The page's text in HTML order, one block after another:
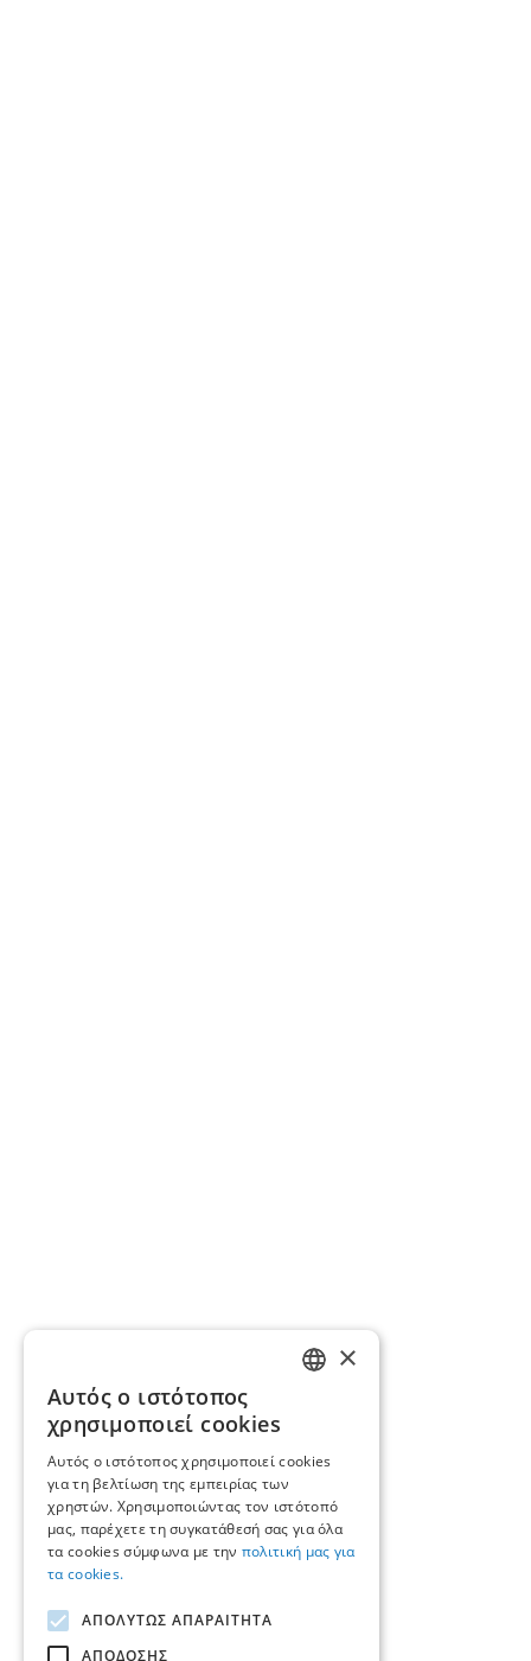
×
Αυτός ο ιστότοπος
χρησιμοποιεί cookies
Αυτός ο ιστότοπος χρησιμοποιεί cookies
για τη βελτίωση της εμπειρίας των
χρηστών. Χρησιμοποιώντας τον ιστότοπό
μας, παρέχετε τη συγκατάθεσή σας για όλα
τα cookies σύμφωνα με την πολιτική μας για
τα cookies.
ΑΠΟΛΥΤΩΣ ΑΠΑΡΑΙΤΗΤΑ
ΑΠΟΔΟΣΗΣ